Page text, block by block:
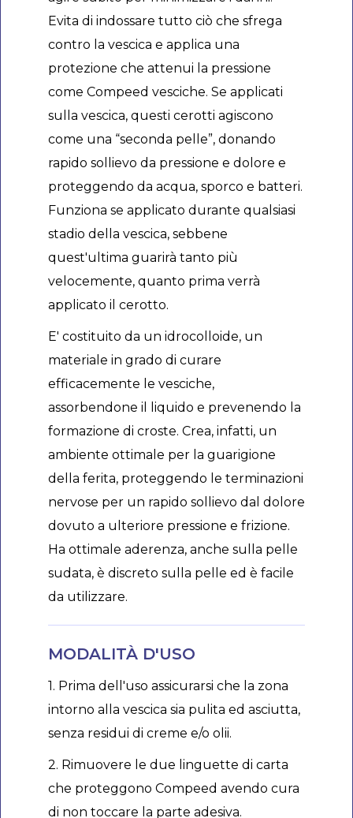
Evita di indossare tutto ciò che sfrega
contro la vescica e applica una
protezione che attenui la pressione
come Compeed vesciche. Se applicati
sulla vescica, questi cerotti agiscono
come una “seconda pelle”, donando
rapido sollievo da pressione e dolore e
proteggendo da acqua, sporco e batteri.
Funziona se applicato durante qualsiasi
stadio della vescica, sebbene
quest'ultima guarirà tanto più
velocemente, quanto prima verrà
applicato il cerotto.
E' costituito da un idrocolloide, un
materiale in grado di curare
efficacemente le vesciche,
assorbendone il liquido e prevenendo la
formazione di croste. Crea, infatti, un
ambiente ottimale per la guarigione
della ferita, proteggendo le terminazioni
nervose per un rapido sollievo dal dolore
dovuto a ulteriore pressione e frizione.
Ha ottimale aderenza, anche sulla pelle
sudata, è discreto sulla pelle ed è facile
da utilizzare.
MODALITÀ D'USO
1. Prima dell'uso assicurarsi che la zona
intorno alla vescica sia pulita ed asciutta,
senza residui di creme e/o olii.
2. Rimuovere le due linguette di carta
che proteggono Compeed avendo cura
di non toccare la parte adesiva.